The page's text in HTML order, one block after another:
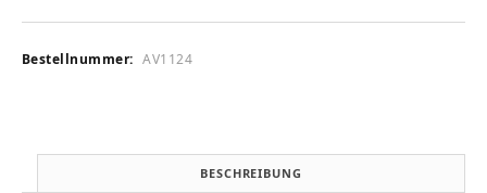
Bestellnummer: AV1124
BESCHREIBUNG